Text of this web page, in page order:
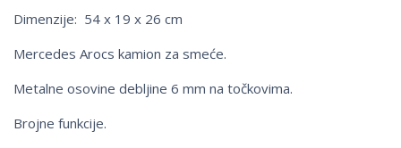
Dimenzije: 54 x 19 x 26 cm
Mercedes Arocs kamion za smeće.
Metalne osovine debljine 6 mm na točkovima.
Brojne funkcije.